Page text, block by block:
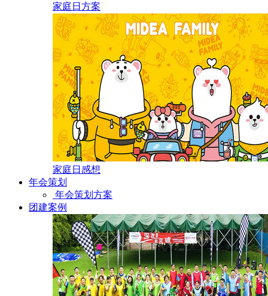
家庭日方案
家庭日感想
年会策划
年会策划方案
团建案例